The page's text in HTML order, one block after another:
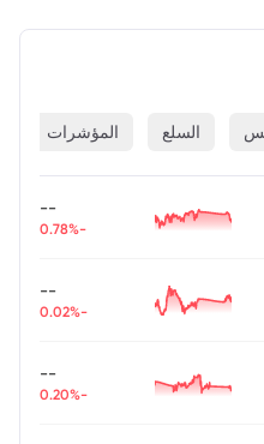
السلع المؤشرات
--
-0.78%
--
-0.02%
--
-0.20%